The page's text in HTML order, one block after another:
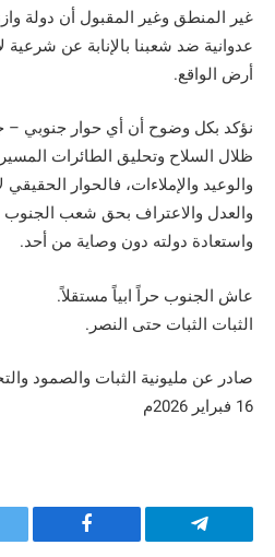
غير المنطق وغير المقبول أن دولة
عدوانية ضد شعبنا بالإنابة عن شرعية
أرض الواقع.
نؤكد بكل وضوح أن أي حوار جنوبي –
ظلال السلاح وتحليق الطائرات
والوعيد والإملاءات، فالحوار
والعدل والاعتراف بحق شعب
واستعادة دولته دون وصاية من أحد.
عاش الجنوب حراً ابياً مستقلاً.
الثبات الثبات حتى النصر.
صادر عن مليونية الثبات والصمود
16 فبراير 2026م
تيلقرام فيسبوك